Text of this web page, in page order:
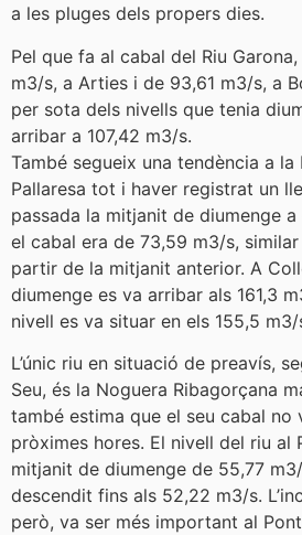
a les pluges dels propers dies.
Pel que fa al cabal del Riu
m3/s, a Arties i de 93,61 m3/s, a
per sota dels nivells que tenia
arribar a 107,42 m3/s.
També segueix una tendència a
Pallaresa tot i haver registrat un
passada la mitjanit de diumenge
el cabal era de 73,59 m3/s,
partir de la mitjanit anterior. A
diumenge es va arribar als 161,3
nivell es va situar en els 155,5 m3/
L’únic riu en situació de preavís,
Seu, és la Noguera Ribagorçana
també estima que el seu cabal no
pròximes hores. El nivell del riu al
mitjanit de diumenge de 55,77
descendit fins als 52,22 m3/s.
però, va ser més important al